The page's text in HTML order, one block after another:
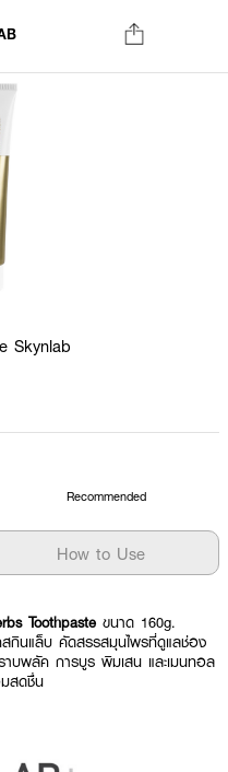
Skynlab
Recommended
How to Use
Toothpaste ขนาด 160g.
กินแล็บ คัดสรรสมุนไพรที่ดูแลช่อง
บพลัค การบูร พิมเสน และเมนทอล
สดชื่น